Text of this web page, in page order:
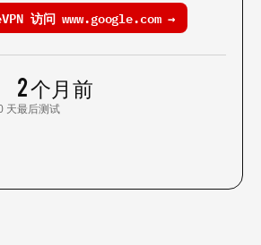
访问 www.google.com →
天
2 个月前
最后测试